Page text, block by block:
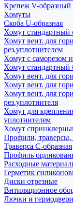
Крепеж V-образный
Хомуты
Скоба U-образная
Хомут стандартный
Хомут вент. для
рез.уплотнителем
Хомут с саморезом
Хомут стандартный
Хомут вент. для
Хомут вент. для
Хомут вент. для
рез.уплотнителя
Хомут для
уплотнителем
Хомут
Профили,
Траверса С-образная
Профиль
Расходные
Герметик
Диски отрезные
Внтиляционное
Лючки и гермодвери